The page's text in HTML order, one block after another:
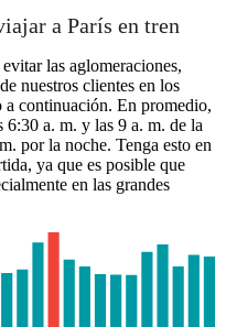
a París en tren
las aglomeraciones,
nuestros clientes en los
continuación. En promedio,
6:30 a. m. y las 9 a. m. de la
por la noche. Tenga esto en
ya que es posible que
en las grandes